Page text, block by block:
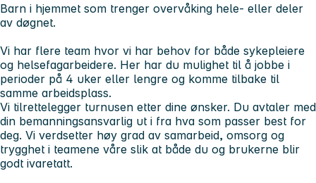
Barn i hjemmet som trenger overvåking hele- eller deler
av døgnet.
Vi har flere team hvor vi har behov for både sykepleiere
og helsefagarbeidere. Her har du mulighet til å jobbe i
perioder på 4 uker eller lengre og komme tilbake til
samme arbeidsplass.
Vi tilrettelegger turnusen etter dine ønsker. Du avtaler med
din bemanningsansvarlig ut i fra hva som passer best for
deg. Vi verdsetter høy grad av samarbeid, omsorg og
trygghet i teamene våre slik at både du og brukerne blir
godt ivaretatt.